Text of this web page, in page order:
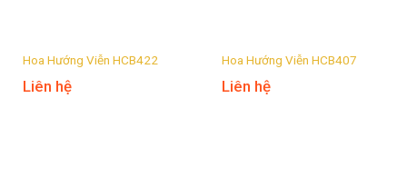
Hoa Hướng Viễn HCB422
Liên hệ
Hoa Hướng Viễn HCB407
Liên hệ